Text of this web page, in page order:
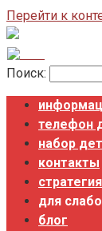
Перейти к
Поиск:
телефон
набор
контакты
для
блог